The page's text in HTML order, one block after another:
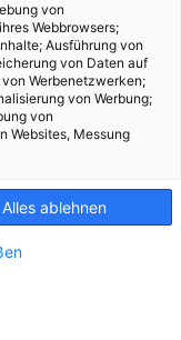
von
Webbrowsers;
Ausführung von
von Daten auf
Werbenetzwerken;
von Werbung;
von
Websites, Messung
Alles ablehnen